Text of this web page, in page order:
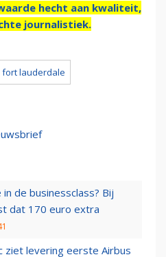
hecht aan kwaliteit,
journalistiek.
fort lauderdale
de businessclass? Bij
dat 170 euro extra
ziet levering eerste Airbus